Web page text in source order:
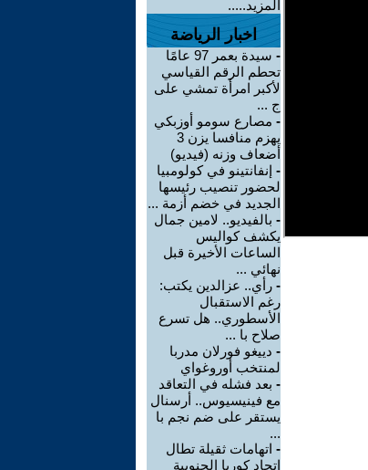
المزيد.....
اخبار الرياضة
-
سيدة بعمر 97 عامًا
تحطم الرقم القياسي
لأكبر امرأة تمشي على
ج ...
- مصارع سومو أوزبكي
يهزم منافسا يزن 3
أضعاف وزنه (فيديو)
- إنفانتينو في كولومبيا
لحضور تنصيب رئيسها
الجديد في خضم أزمة ...
- بالفيديو.. لامين جمال
يكشف كواليس
الساعات الأخيرة قبل
نهائي ...
- رأي.. عزالدين يكتب:
رغم الاستقبال
الأسطوري.. هل تسرع
صلاح با ...
- دييغو فورلان مدربا
لمنتخب أوروغواي
- بعد فشله في التعاقد
مع فينيسيوس.. أرسنال
يستقر على ضم نجم با
...
- اتهامات ثقيلة تطال
اتحاد كوريا الجنوبية